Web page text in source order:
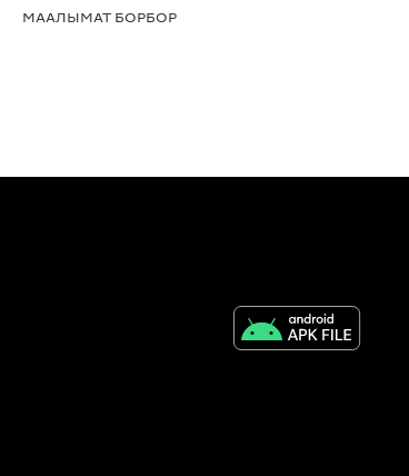
МААЛЫМАТ БОРБОР